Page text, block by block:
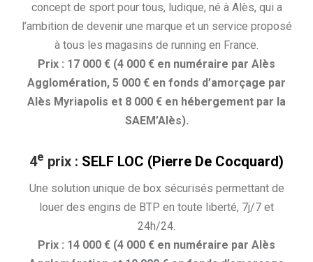
concept de sport pour tous, ludique, né à Alès, qui a
l’ambition de devenir une marque et un service proposé
à tous les magasins de running en France.
Prix : 17 000 € (4 000 € en numéraire par Alès
Agglomération, 5 000 € en fonds d’amorçage par
Alès Myriapolis et 8 000 € en hébergement par la
SAEM’Alès).
4e prix : SELF LOC (Pierre De Cocquard)
Une solution unique de box sécurisés permettant de
louer des engins de BTP en toute liberté, 7j/7 et
24h/24.
Prix : 14 000 € (4 000 € en numéraire par Alès